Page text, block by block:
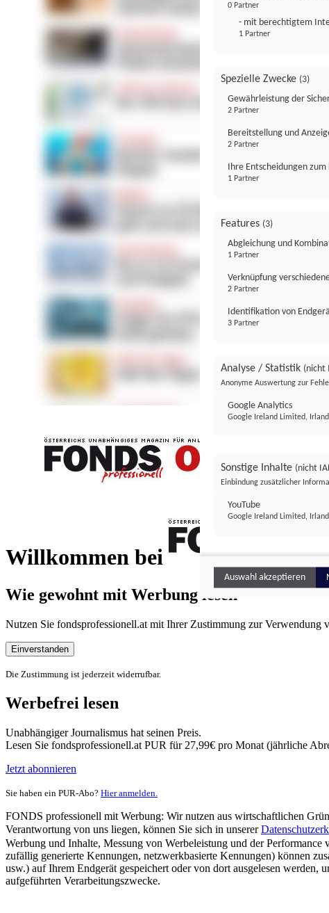
Willkommen bei
FONDS
Wie gewohnt mit Werbung lesen
Nutzen Sie fondsprofessionell.at mit Ihrer Zustimmung zur Verwendung
Einverstanden
Die Zustimmung ist jederzeit widerrufbar.
Werbefrei lesen
Unabhängiger Journalismus hat seinen Preis.
Lesen Sie fondsprofessionell.at PUR für 27,99€ pro Monat (jährliche
Jetzt abonnieren
Sie haben ein PUR-Abo? Hier anmelden.
FONDS professionell mit Werbung: Wir nutzen aus wirtschaftlichen
Verantwortung von uns liegen, können Sie sich in unserer
Werbung und Inhalte, Messung von Werbeleistung und der
zufällig generierte Kennungen, netzwerkbasierte Kennungen) können
usw.) auf Ihrem Endgerät gespeichert oder von dort ausgelesen werden,
aufgeführten Verarbeitungszwecke.
0 Partner
- mit berechtigtem
1 Partner
Spezielle Zwecke (3)
Gewährleistung der
2 Partner
Bereitstellung und
2 Partner
Ihre Entscheidungen
1 Partner
Features (3)
Abgleichung und
1 Partner
Verknüpfung
2 Partner
Identifikation von
3 Partner
Analyse / Statistik (nicht
Anonyme Auswertung zur
Google Analytics
Google Ireland Limited, Irland
Sonstige Inhalte (nicht
Einbindung zusätzlicher
YouTube
Google Ireland Limited, Irland
Auswahl akzeptieren